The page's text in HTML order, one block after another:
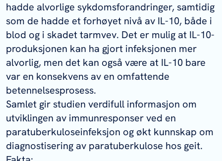
hadde alvorlige sykdomsforandringer, samtidig
som de hadde et forhøyet nivå av IL-10, både i
blod og i skadet tarmvev. Det er mulig at IL-10-
produksjonen kan ha gjort infeksjonen mer
alvorlig, men det kan også være at IL-10 bare
var en konsekvens av en omfattende
betennelsesprosess.
Samlet gir studien verdifull informasjon om
utviklingen av immunresponser ved en
paratuberkuloseinfeksjon og økt kunnskap om
diagnostisering av paratuberkulose hos geit.